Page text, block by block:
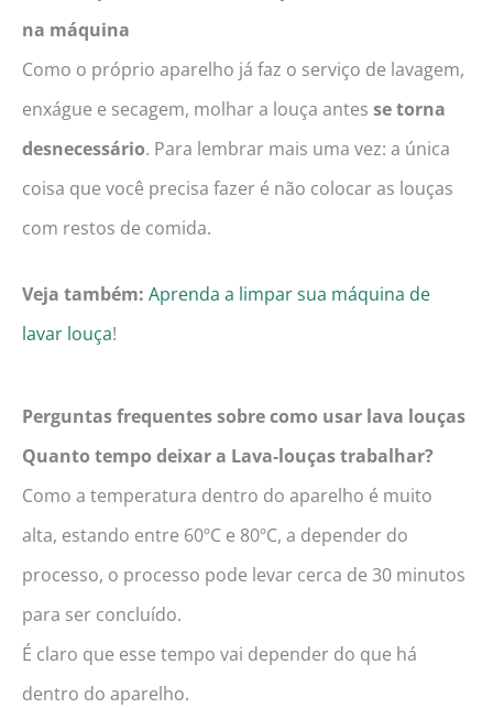
na máquina
Como o próprio aparelho já faz o serviço de lavagem,
enxágue e secagem, molhar a louça antes se torna
desnecessário. Para lembrar mais uma vez: a única
coisa que você precisa fazer é não colocar as louças
com restos de comida.
Veja também: Aprenda a limpar sua máquina de
lavar louça!
Perguntas frequentes sobre como usar lava louças
Quanto tempo deixar a Lava-louças trabalhar?
Como a temperatura dentro do aparelho é muito
alta, estando entre 60ºC e 80ºC, a depender do
processo, o processo pode levar cerca de 30 minutos
para ser concluído.
É claro que esse tempo vai depender do que há
dentro do aparelho.